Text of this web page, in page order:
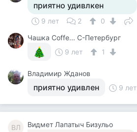
приятно удивлкен
9 лет 2
0
Чашка Cоffe... С-Петербург
9 лет
1
Владимир Жданов
приятно удивлен 9 лет
ВЛ Видмет Лапатыч Бизульо